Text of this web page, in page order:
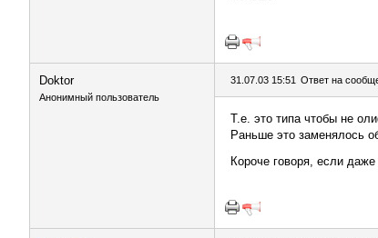
Doktor
Анонимный пользователь
31.07.03 15:51 Ответ на
Т.е. это типа чтобы не
Раньше это заменялось
Короче говоря, если